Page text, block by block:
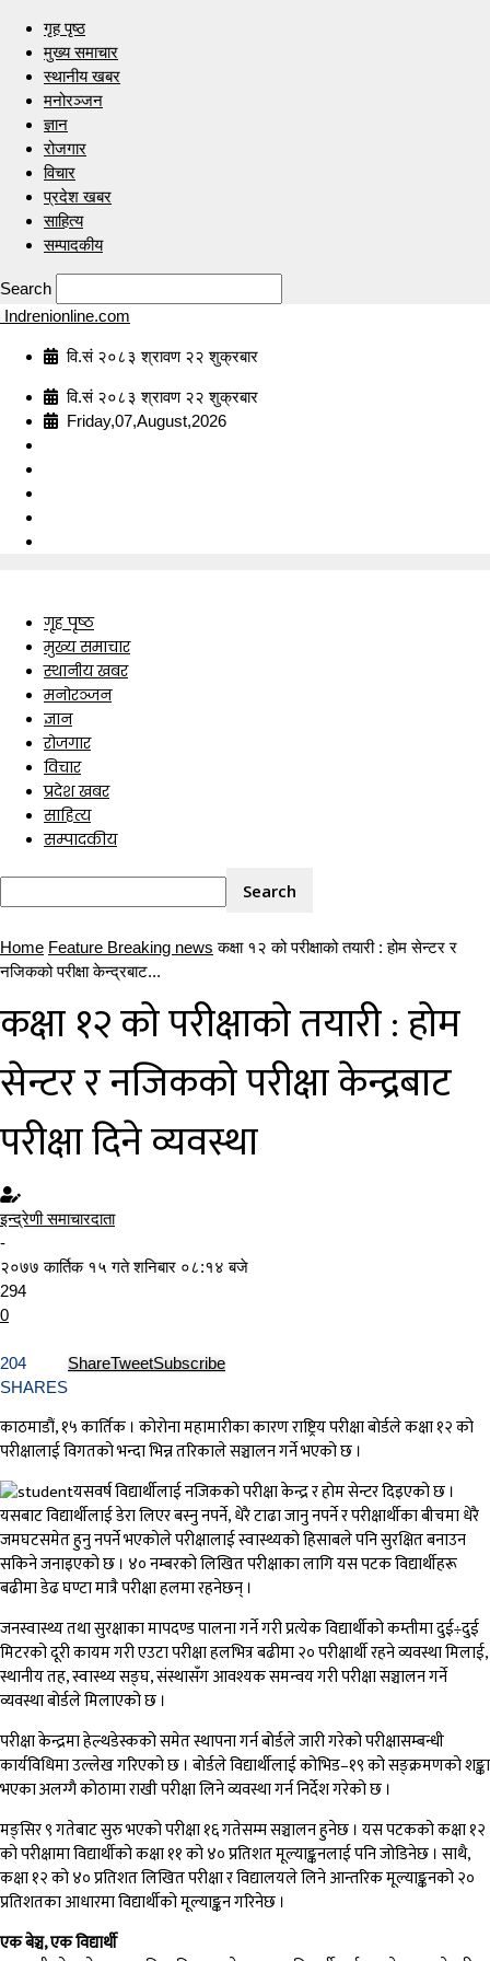
गृह पृष्ठ
मुख्य समाचार
स्थानीय खबर
मनोरञ्जन
ज्ञान
रोजगार
विचार
प्रदेश खबर
साहित्य
सम्पादकीय
Search
Indrenionline.com
वि.सं २०८३ श्रावण २२ शुक्रबार
वि.सं २०८३ श्रावण २२ शुक्रबार
Friday,07,August,2026
गृह पृष्ठ
मुख्य समाचार
स्थानीय खबर
मनोरञ्जन
ज्ञान
रोजगार
विचार
प्रदेश खबर
साहित्य
सम्पादकीय
Home Feature Breaking news कक्षा १२ को परीक्षाको तयारी : होम सेन्टर र
नजिकको परीक्षा केन्द्रबाट...
कक्षा १२ को परीक्षाको तयारी : होम
सेन्टर र नजिकको परीक्षा केन्द्रबाट
परीक्षा दिने व्यवस्था
इन्द्रेणी समाचारदाता
-
२०७७ कार्तिक १५ गते शनिबार ०८:१४ बजे
294
0
204
SHARES
ShareTweetSubscribe
काठमाडौं, १५ कार्तिक । कोरोना महामारीका कारण राष्ट्रिय परीक्षा बोर्डले कक्षा १२ को
परीक्षालाई विगतको भन्दा भिन्न तरिकाले सञ्चालन गर्ने भएको छ ।
यसवर्ष विद्यार्थीलाई नजिकको परीक्षा केन्द्र र होम सेन्टर दिइएको छ ।
यसबाट विद्यार्थीलाई डेरा लिएर बस्नु नपर्ने, धेरै टाढा जानु नपर्ने र परीक्षार्थीका बीचमा धेरै
जमघटसमेत हुनु नपर्ने भएकोले परीक्षालाई स्वास्थ्यको हिसाबले पनि सुरक्षित बनाउन
सकिने जनाइएको छ । ४० नम्बरको लिखित परीक्षाका लागि यस पटक विद्यार्थीहरू
बढीमा डेढ घण्टा मात्रै परीक्षा हलमा रहनेछन् ।
जनस्वास्थ्य तथा सुरक्षाका मापदण्ड पालना गर्ने गरी प्रत्येक विद्यार्थीको कम्तीमा दुई÷दुई
मिटरको दूरी कायम गरी एउटा परीक्षा हलभित्र बढीमा २० परीक्षार्थी रहने व्यवस्था मिलाई,
स्थानीय तह, स्वास्थ्य सङ्घ, संस्थासँग आवश्यक समन्वय गरी परीक्षा सञ्चालन गर्ने
व्यवस्था बोर्डले मिलाएको छ ।
परीक्षा केन्द्रमा हेल्थडेस्कको समेत स्थापना गर्न बोर्डले जारी गरेको परीक्षासम्बन्धी
कार्यविधिमा उल्लेख गरिएको छ । बोर्डले विद्यार्थीलाई कोभिड–१९ को सङ्क्रमणको शङ्का
भएका अलग्गै कोठामा राखी परीक्षा लिने व्यवस्था गर्न निर्देश गरेको छ ।
मङ्सिर ९ गतेबाट सुरु भएको परीक्षा १६ गतेसम्म सञ्चालन हुनेछ । यस पटकको कक्षा १२
को परीक्षामा विद्यार्थीको कक्षा ११ को ४० प्रतिशत मूल्याङ्कनलाई पनि जोडिनेछ । साथै,
कक्षा १२ को ४० प्रतिशत लिखित परीक्षा र विद्यालयले लिने आन्तरिक मूल्याङ्कनको २०
प्रतिशतका आधारमा विद्यार्थीको मूल्याङ्कन गरिनेछ ।
एक बेञ्च, एक विद्यार्थी